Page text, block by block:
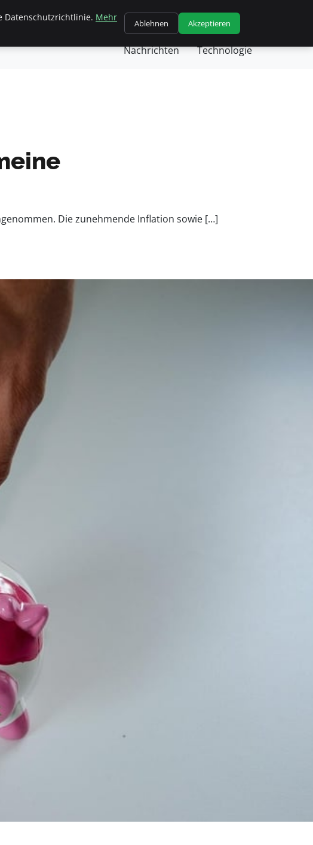
Geschäft Gesundheit Kochen Nachricht
Nachrichten Technologie
Die zunehmende Inflation sowie […]
Datenschutzrichtlinie. Mehr
Ablehnen Akzeptieren